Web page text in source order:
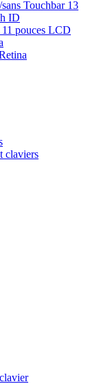
Touchbar 13
ID
pouces LCD
claviers